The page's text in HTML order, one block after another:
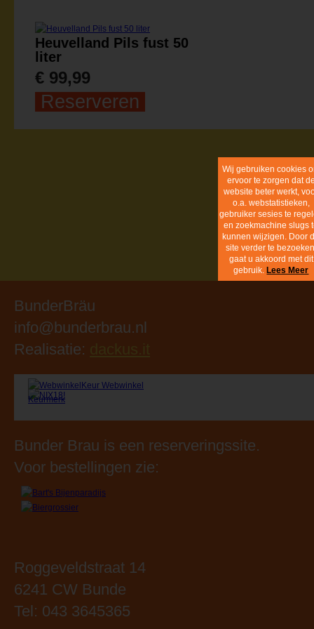
Heuvelland Pils fust 50
liter
€ 99,99
Reserveren
Cookie
Bunder Brau is een reserveringssite.
Roggeveldstraat 14
6241 CW Bunde
Tel: 043 3645365
Openingstijden:
Maandag: 09.00 - 18.00 uur
Dinsdag: 09.00 - 18.00 uur